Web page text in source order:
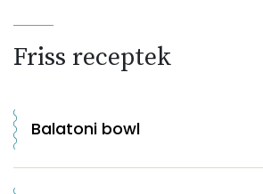
Friss receptek
Balatoni bowl